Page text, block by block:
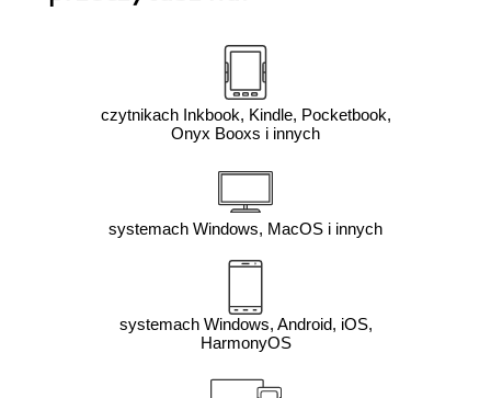
czytnikach Inkbook, Kindle, Pocketbook,
Onyx Booxs i innych
systemach Windows, MacOS i innych
systemach Windows, Android, iOS,
HarmonyOS